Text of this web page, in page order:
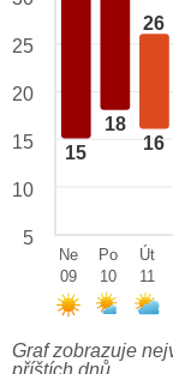
15
18
26
16
25
20
15
10
5
Ne
09
Po
10
Út
11
Graf zobrazuje